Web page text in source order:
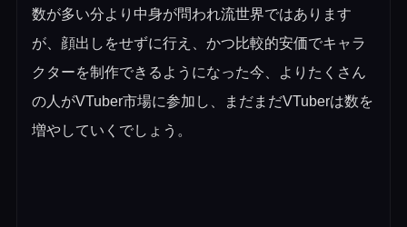
数が多い分より中身が問われ流世界ではあります
が、顔出しをせずに行え、かつ比較的安価でキャラ
クターを制作できるようになった今、よりたくさん
の人がVTuber市場に参加し、まだまだVTuberは数を
増やしていくでしょう。